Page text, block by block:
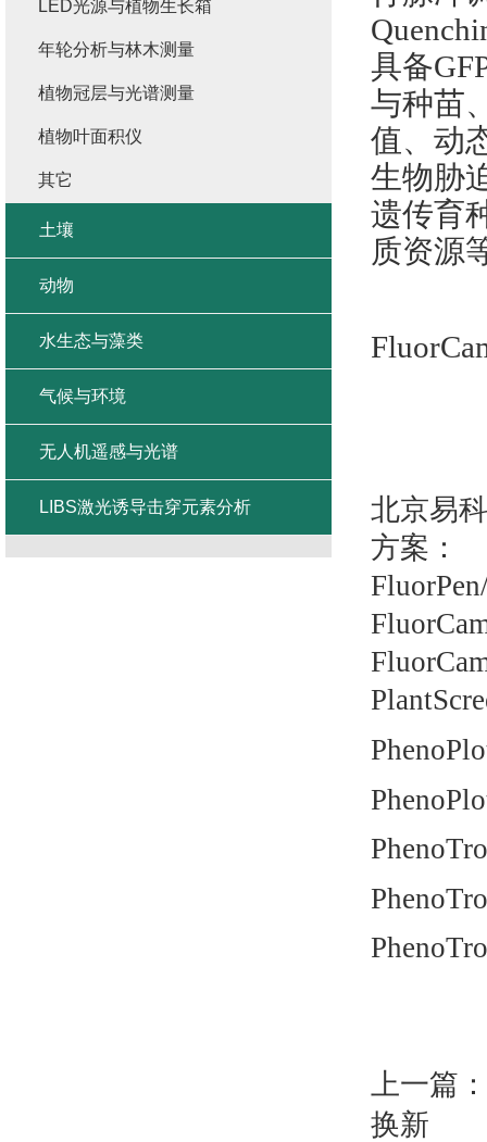
具备
与种苗
值、动
生物胁
遗传育
质资源
北京易
方案：
上一篇：
换新
LED光源与植物生长箱
年轮分析与林木测量
植物冠层与光谱测量
植物叶面积仪
其它
土壤
动物
水生态与藻类
气候与环境
无人机遥感与光谱
LIBS激光诱导击穿元素分析